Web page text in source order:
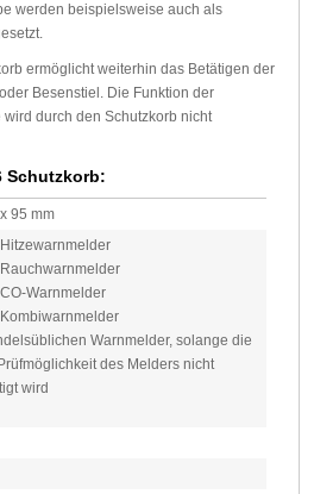
werden beispielsweise auch als
ermöglicht weiterhin das Betätigen der
Besenstiel. Die Funktion der
durch den Schutzkorb nicht
Schutzkorb:
95 mm
Warnmelder
Warnmelder, solange die
des Melders nicht
wird